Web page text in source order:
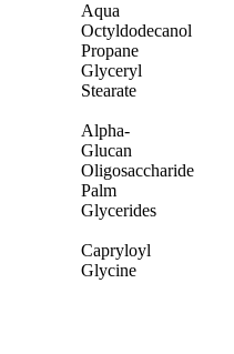
Aqua
Octyldodecanol
Propane
Glyceryl
Stearate
Alpha-
Glucan
Oligosaccharide
Palm
Glycerides
Capryloyl
Glycine